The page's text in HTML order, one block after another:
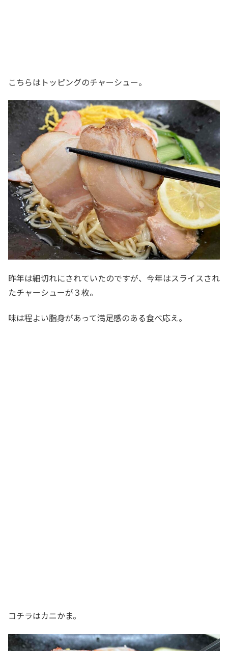
こちらはトッピングのチャーシュー。
昨年は細切れにされていたのですが、今年はスライスされ
たチャーシューが３枚。
味は程よい脂身があって満足感のある食べ応え。
コチラはカニかま。